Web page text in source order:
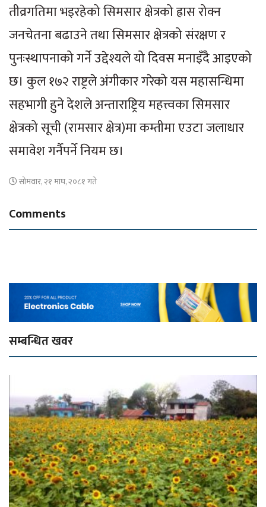
तीव्रगतिमा भइरहेको सिमसार क्षेत्रको ह्रास रोक्न
जनचेतना बढाउने तथा सिमसार क्षेत्रको संरक्षण र
पुनःस्थापनाको गर्ने उद्देश्यले यो दिवस मनाइँदै आइएको
छ। कुल १७२ राष्ट्रले अंगीकार गरेको यस महासन्धिमा
सहभागी हुने देशले अन्ताराष्ट्रिय महत्त्वका सिमसार
क्षेत्रको सूची (रामसार क्षेत्र)मा कम्तीमा एउटा जलाधार
समावेश गर्नैपर्ने नियम छ।
सोमवार, २१ माघ, २०८१ गते
Comments
सम्बन्धित खवर